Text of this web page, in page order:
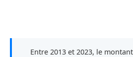
Entre 2013 et 2023, le